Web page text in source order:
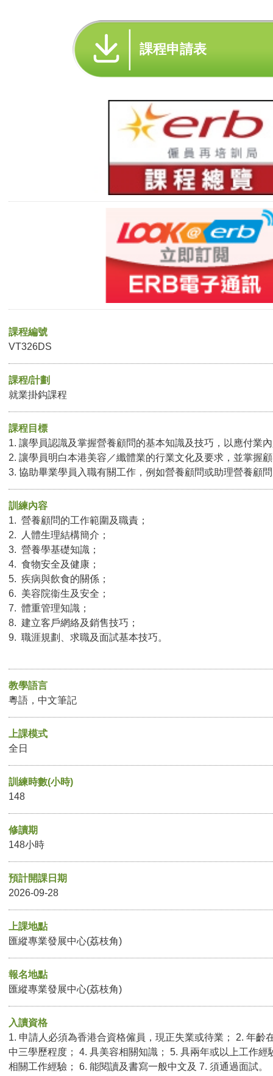
課程申請表
課程編號
VT326DS
課程/計劃
就業掛鈎課程
課程目標
1. 讓學員認識及掌握營養顧問的基本知識及技巧，以應付業
2. 讓學員明白本港美容／纖體業的行業文化及要求，並掌握
3. 協助畢業學員入職有關工作，例如營養顧問或助理營養顧
訓練內容
1. 營養顧問的工作範圍及職責；
2. 人體生理結構簡介；
3. 營養學基礎知識；
4. 食物安全及健康；
5. 疾病與飲食的關係；
6. 美容院衞生及安全；
7. 體重管理知識；
8. 建立客戶網絡及銷售技巧；
9. 職涯規劃、求職及面試基本技巧。
教學語言
粵語，中文筆記
上課模式
全日
訓練時數(小時)
148
修讀期
148小時
預計開課日期
2026-09-28
上課地點
匯縱專業發展中心(荔枝角)
報名地點
匯縱專業發展中心(荔枝角)
入讀資格
1. 申請人必須為香港合資格僱員，現正失業或待業； 2. 年齡
中三學歷程度； 4. 具美容相關知識； 5. 具兩年或以上工作經
相關工作經驗； 6. 能閱讀及書寫一般中文及 7. 須通過面試。